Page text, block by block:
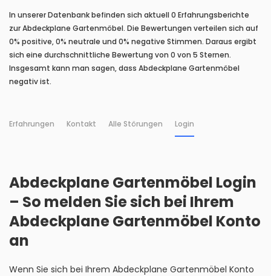
In unserer Datenbank befinden sich aktuell 0 Erfahrungsberichte
zur Abdeckplane Gartenmöbel. Die Bewertungen verteilen sich auf
0% positive, 0% neutrale und 0% negative Stimmen. Daraus ergibt
sich eine durchschnittliche Bewertung von 0 von 5 Sternen.
Insgesamt kann man sagen, dass Abdeckplane Gartenmöbel
negativ ist.
Erfahrungen Kontakt Alle Störungen Login
Abdeckplane Gartenmöbel Login
– So melden Sie sich bei Ihrem
Abdeckplane Gartenmöbel Konto
an
Wenn Sie sich bei Ihrem Abdeckplane Gartenmöbel Konto